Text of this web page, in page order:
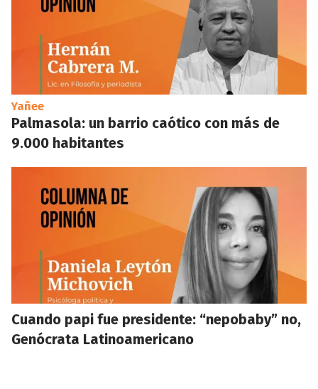
Yañee
Palmasola: un barrio caótico con más de
9.000 habitantes
Cuando papi fue presidente: “nepobaby” no,
Genócrata Latinoamericano